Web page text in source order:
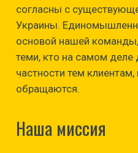
согласны с
Украины.
основой нашей команды,
теми, кто на самом
частности тем
обращаются.
Наша миссия